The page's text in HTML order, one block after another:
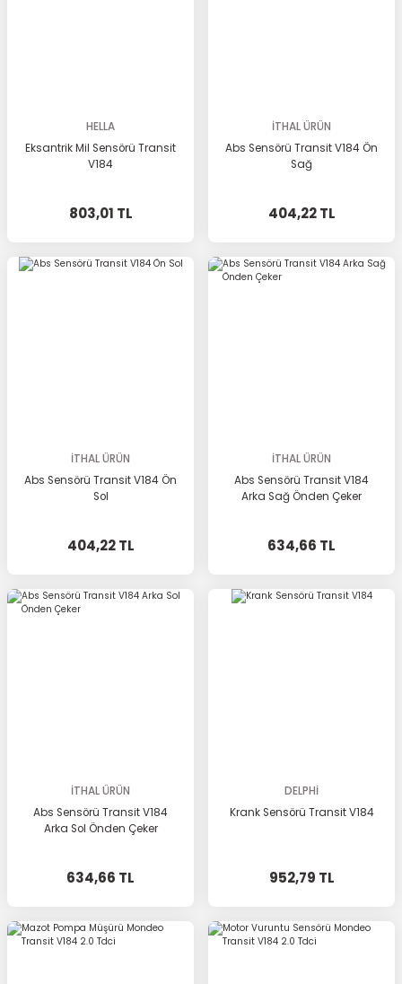
HELLA
Eksantrik Mil Sensörü Transit
V184
803,01 TL
İTHAL ÜRÜN
Abs Sensörü Transit V184 Ön
Sağ
404,22 TL
İTHAL ÜRÜN
Abs Sensörü Transit V184 Ön
Sol
404,22 TL
İTHAL ÜRÜN
Abs Sensörü Transit V184
Arka Sağ Önden Çeker
634,66 TL
İTHAL ÜRÜN
Abs Sensörü Transit V184
Arka Sol Önden Çeker
634,66 TL
DELPHİ
Krank Sensörü Transit V184
952,79 TL